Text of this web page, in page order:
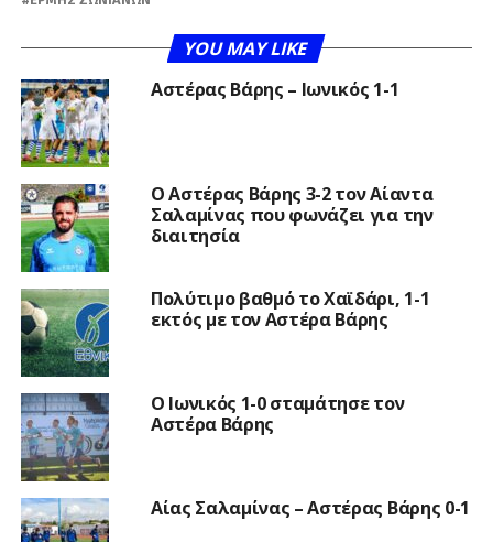
YOU MAY LIKE
Αστέρας Βάρης – Ιωνικός 1-1
Ο Αστέρας Βάρης 3-2 τον Αίαντα
Σαλαμίνας που φωνάζει για την
διαιτησία
Πολύτιμο βαθμό το Χαϊδάρι, 1-1
εκτός με τον Αστέρα Βάρης
Ο Ιωνικός 1-0 σταμάτησε τον
Αστέρα Βάρης
Αίας Σαλαμίνας – Αστέρας Βάρης 0-1